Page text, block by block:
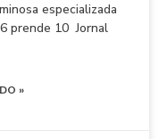
especializada
prende 10 Jornal
»